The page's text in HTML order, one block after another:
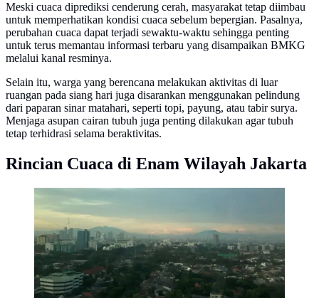
Meski cuaca diprediksi cenderung cerah, masyarakat tetap diimbau
untuk memperhatikan kondisi cuaca sebelum bepergian. Pasalnya,
perubahan cuaca dapat terjadi sewaktu-waktu sehingga penting
untuk terus memantau informasi terbaru yang disampaikan BMKG
melalui kanal resminya.
Selain itu, warga yang berencana melakukan aktivitas di luar
ruangan pada siang hari juga disarankan menggunakan pelindung
dari paparan sinar matahari, seperti topi, payung, atau tabir surya.
Menjaga asupan cairan tubuh juga penting dilakukan agar tubuh
tetap terhidrasi selama beraktivitas.
Rincian Cuaca di Enam Wilayah Jakarta
Cuaca Jakarta Berawan (Liputan6.com/Devira
Prastiwi)